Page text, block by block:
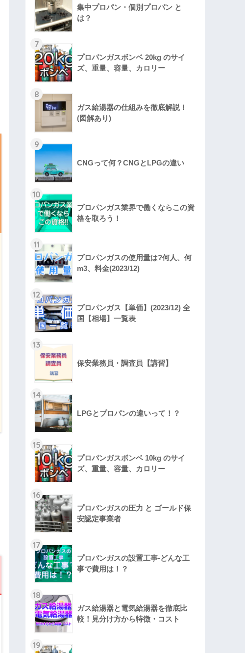
集中プロパン・個別プロパン と
は？
7
プロパンガスボンベ 20kg のサイ
ズ、重量、容量、カロリー
8
ガス給湯器の仕組みを徹底解説！
(図解あり)
9
CNGって何？CNGとLPGの違い
10
プロパンガス業界で働くならこの資
格を取ろう！
11
プロパンガスの使用量は?何人、何
m3、料金(2023/12)
12
プロパンガス【単価】(2023/12) 全
国【相場】一覧表
13
保安業務員・調査員【講習】
14
LPGとプロパンの違いって！？
15
プロパンガスボンベ 10kg のサイ
ズ、重量、容量、カロリー
16
プロパンガスの圧力 と ゴールド保
安認定事業者
17
プロパンガスの設置工事-どんな工
事で費用は！？
18
ガス給湯器と電気給湯器を徹底比
較！見分け方から特徴・コスト
19